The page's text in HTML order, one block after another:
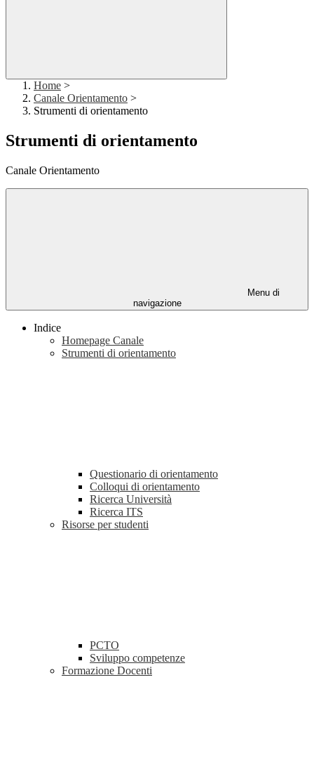
Home >
Canale Orientamento >
Strumenti di orientamento
Strumenti di orientamento
Canale Orientamento
Menu di
navigazione
Indice
Homepage Canale
Strumenti di orientamento
Questionario di orientamento
Colloqui di orientamento
Ricerca Università
Ricerca ITS
Risorse per studenti
PCTO
Sviluppo competenze
Formazione Docenti